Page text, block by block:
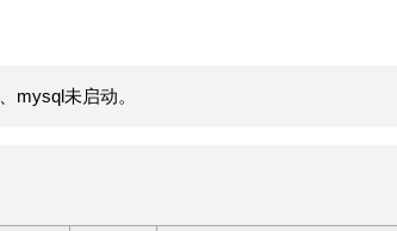
mysql未启动。